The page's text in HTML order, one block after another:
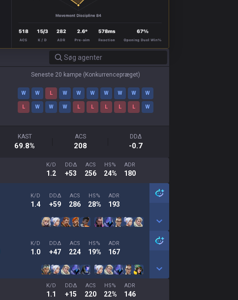
Seneste 20 kampe ( Konkurrencepræget)
W W L W W W W W W W
L W W W L L L L L W
KAST
69.8%
ACS
208
DDΔ
-0.7
K/D
1.2
DDΔ
+53
ACS
256
HS%
24%
ADR
180
K/D
1.4
DDΔ
+59
ACS
286
HS%
28%
ADR
193
K/D
1.0
DDΔ
+47
ACS
224
HS%
19%
ADR
167
K/D
1.1
DDΔ
+15
ACS
220
HS%
22%
ADR
146